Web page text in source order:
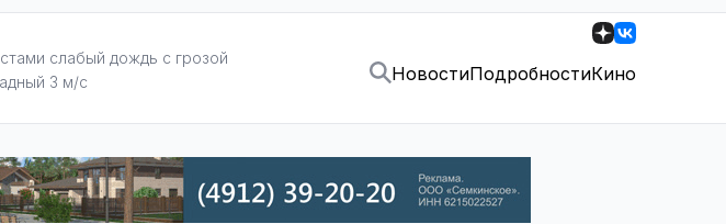
слабый дождь с грозой
3 м/с
НовостиПодробностиКино